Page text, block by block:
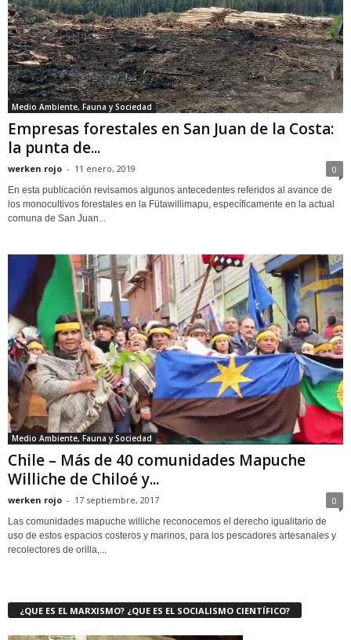
Medio Ambiente, Fauna y Sociedad
Empresas forestales en San Juan de la Costa:
la punta de...
werken rojo - 11 enero, 2019 0
En esta publicación revisamos algunos antecedentes referidos al avance de
los monocultivos forestales en la Fütawillimapu, específicamente en la actual
comuna de San Juan...
Medio Ambiente, Fauna y Sociedad
Chile – Más de 40 comunidades Mapuche
Williche de Chiloé y...
werken rojo - 17 septiembre, 2017 0
Las comunidades mapuche williche reconocemos el derecho igualitario de
uso de estos espacios costeros y marinos, para los pescadores artesanales y
recolectores de orilla,...
¿QUE ES EL MARXISMO? ¿QUE ES EL SOCIALISMO CIENTÍFICO?